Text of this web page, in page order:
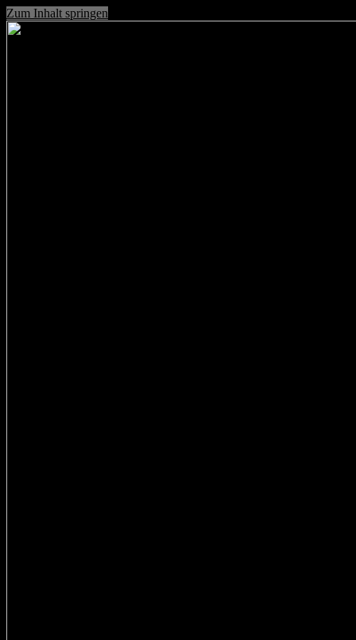
Zum Inhalt springen